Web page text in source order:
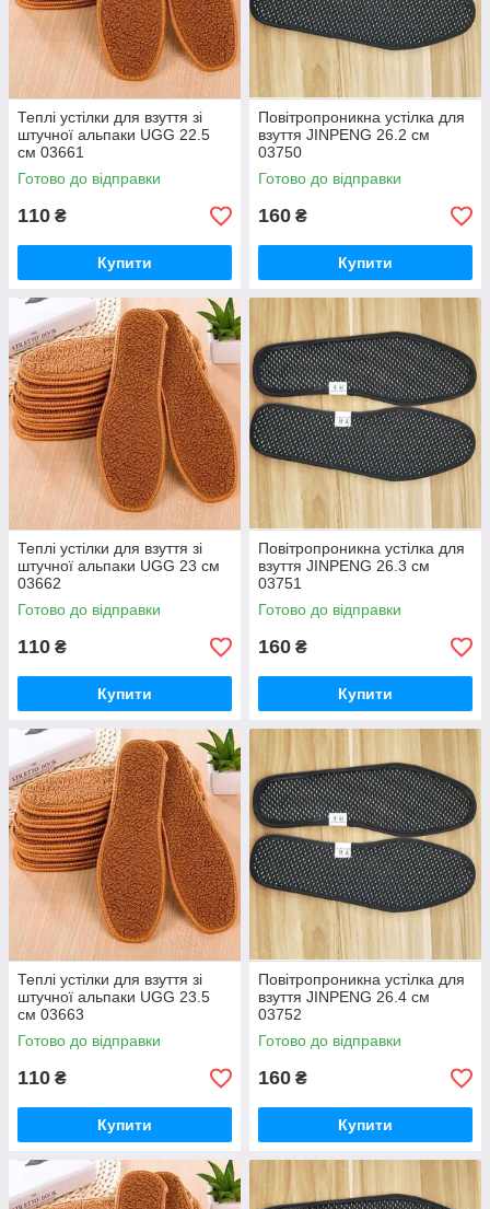
Теплі устілки для взуття зі
штучної альпаки UGG 22.5
см 03661
Готово до відправки
110 ₴
Купити
Повітропроникна устілка для
взуття JINPENG 26.2 см
03750
Готово до відправки
160 ₴
Купити
Теплі устілки для взуття зі
штучної альпаки UGG 23 см
03662
Готово до відправки
110 ₴
Купити
Повітропроникна устілка для
взуття JINPENG 26.3 см
03751
Готово до відправки
160 ₴
Купити
Теплі устілки для взуття зі
штучної альпаки UGG 23.5
см 03663
Готово до відправки
110 ₴
Купити
Повітропроникна устілка для
взуття JINPENG 26.4 см
03752
Готово до відправки
160 ₴
Купити